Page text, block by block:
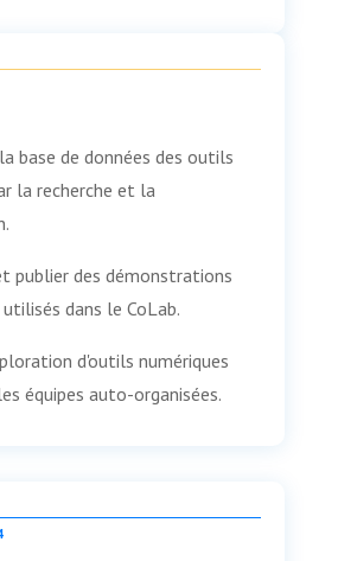
base de données des outils
la recherche et la
publier des démonstrations
dans le CoLab.
d'outils numériques
équipes auto-organisées.